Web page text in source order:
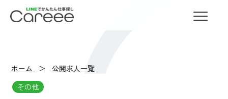
LINEでかんたん仕事探し Careee
ホーム
公開求人一覧
その他